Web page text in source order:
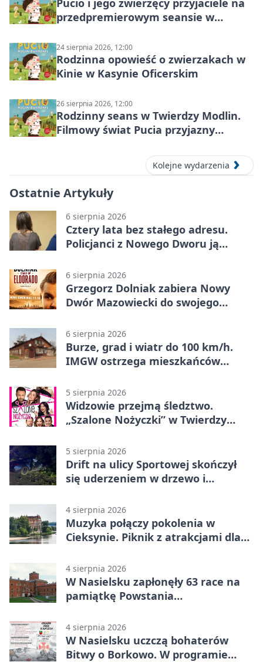
Pucio i jego zwierzęcy przyjaciele na
przedpremierowym seansie w
24 sierpnia 2026, 12:00
Rodzinna opowieść o zwierzakach w
Kinie w Kasynie Oficerskim
26 sierpnia 2026, 12:00
Rodzinny seans w Twierdzy Modlin.
Filmowy świat Pucia przyjazny
Kolejne wydarzenia
Ostatnie Artykuły
6 sierpnia 2026
Cztery lata bez stałego adresu.
Policjanci z Nowego Dworu ją
6 sierpnia 2026
Grzegorz Dolniak zabiera Nowy
Dwór Mazowiecki do swojego
6 sierpnia 2026
Burze, grad i wiatr do 100 km/h.
IMGW ostrzega mieszkańców
5 sierpnia 2026
Widzowie przejmą śledztwo.
„Szalone Nożyczki” w Twierdzy
5 sierpnia 2026
Drift na ulicy Sportowej skończył
się uderzeniem w drzewo i
4 sierpnia 2026
Muzyka połączy pokolenia w
Cieksynie. Piknik z atrakcjami dla
4 sierpnia 2026
W Nasielsku zapłonęły 63 race na
pamiątkę Powstania
4 sierpnia 2026
W Nasielsku uczczą bohaterów
Bitwy o Borkowo. W programie